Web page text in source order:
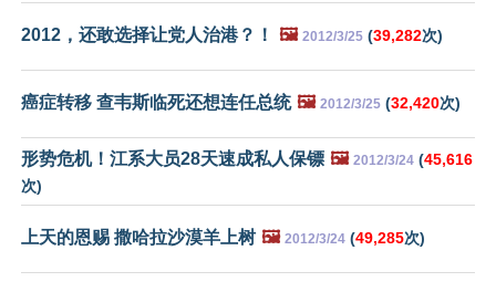
2012，还敢选择让党人治港？！ 🖼️ 2012/3/25 (39,282次)
癌症转移 查韦斯临死还想连任总统 🖼️ 2012/3/25 (32,420次)
形势危机！江系大员28天速成私人保镖 🖼️ 2012/3/24 (45,616
次)
上天的恩赐 撒哈拉沙漠羊上树 🖼️ 2012/3/24 (49,285次)